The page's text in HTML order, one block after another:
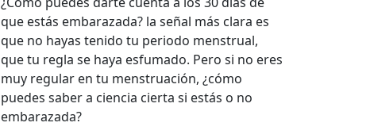
que estás embarazada? la señal más clara es
que no hayas tenido tu periodo menstrual,
que tu regla se haya esfumado. Pero si no eres
muy regular en tu menstruación, ¿cómo
puedes saber a ciencia cierta si estás o no
embarazada?